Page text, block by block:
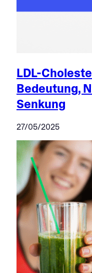
LDL-
Bedeutung,
Senkung
27/05/2025